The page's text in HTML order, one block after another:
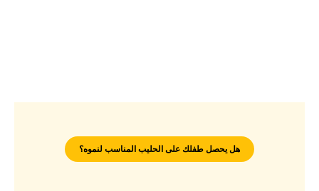
هل يحصل طفلك على الحليب المناسب لنموه؟